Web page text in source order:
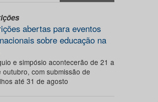
abertas para eventos
sobre educação na
e simpósio acontecerão de 21 a
outubro, com submissão de
até 31 de agosto